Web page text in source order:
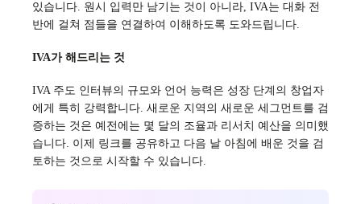
있습니다. 원시 입력만 남기는 것이 아니라, IVA는 대화 전
반에 걸쳐 점들을 연결하여 이해하도록 도와드립니다.
IVA가 해드리는 것
IVA 주도 인터뷰의 규모와 언어 능력은 성장 단계의 창업자
에게 특히 강력합니다. 새로운 지역의 새로운 세그먼트를 검
증하는 것은 예전에는 몇 달의 조율과 리서치 예산을 의미했
습니다. 이제 링크를 공유하고 다음 날 아침에 배운 것을 검
토하는 것으로 시작할 수 있습니다.